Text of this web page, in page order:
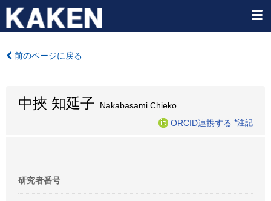
前のページに戻る
中挾 知延子 Nakabasami Chieko
ORCID連携する *注記
研究者番号